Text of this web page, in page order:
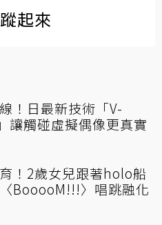
起來
！日最新技術「V-
讓觸碰虛擬偶像更真實
！2歲女兒跟著holo船
BooooM!!!〉唱跳融化